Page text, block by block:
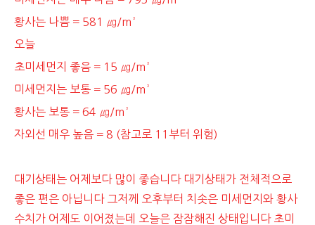
황사는 나쁨 = 581 ㎍/m³
오늘
초미세먼지 좋음 = 15 ㎍/m³
미세먼지는 보통 = 56 ㎍/m³
황사는 보통 = 64 ㎍/m³
자외선 매우 높음 = 8 (참고로 11부터 위험)
대기상태는 어제보다 많이 좋습니다 대기상태가 전체적으로
좋은 편은 아닙니다 그저께 오후부터 치솟은 미세먼지와 황사
수치가 어제도 이어졌는데 오늘은 잠잠해진 상태입니다 초미